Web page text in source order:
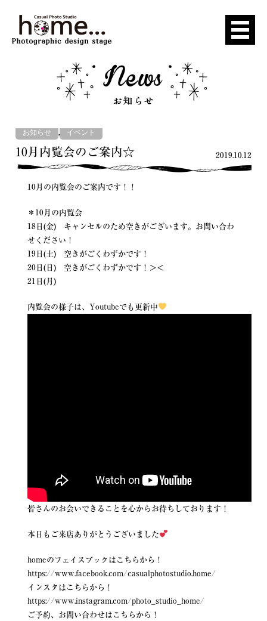
お知らせ イベント
10月内覧会のご案内☆ 2019.10.12
10月の内覧会のご案内です！！
＊10月の内覧会
18日(金) キャンセルのため空きがございます。お問い合わ
せください！
19日(土) 空きがごくわずかです！
20日(日) 空きがごくわずかです！＞＜
21日(月)
内覧会の様子は、Youtubeでも更新中
皆さんのお会いできることを心からお待ちしております！
本日もご来店ありがとうございました
homeのフェイスブックはこちらから！
https://www.facebook.com/casualphotostudio.home/
インスタはこちらから！
https://www.instagram.com/photo_studio_home/
ご予約、お問い合わせはこちらから！